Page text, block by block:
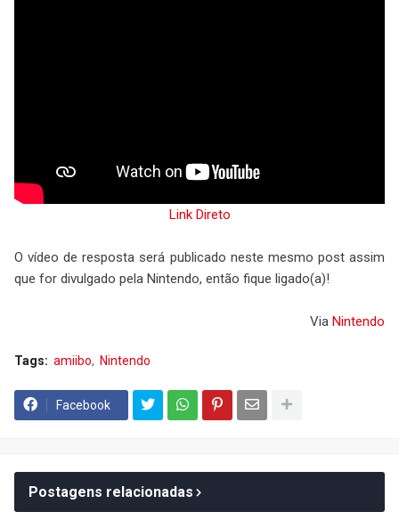
Link Direto
O vídeo de resposta será publicado neste mesmo post assim
que for divulgado pela Nintendo, então fique ligado(a)!
Via Nintendo
Tags: amiibo Nintendo
Facebook
Postagens relacionadas